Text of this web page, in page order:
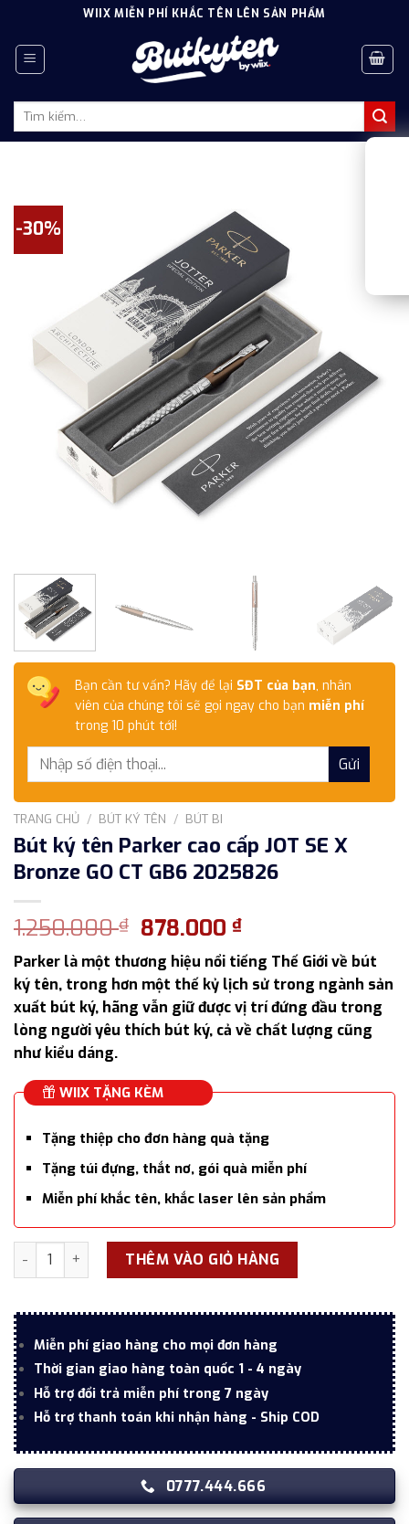
content
WIIX MIỄN PHÍ KHẮC TÊN LÊN SẢN PHẨM
Tìm
-30%
Bạn cần tư vấn? Hãy để lại SĐT của bạn, nhân
viên của chúng tôi sẽ gọi ngay cho bạn miễn phí
trong 10 phút tới!
TRANG CHỦ / BÚT KÝ TÊN / BÚT BI
Bút ký tên Parker cao cấp JOT SE X
Bronze GO CT GB6 2025826
1.250.000₫ Giá
gốc
là:
1.250.000 ₫.
878.000₫Giá
hiện
tại
là:
878.000 ₫.
Parker là một thương hiệu nổi tiếng Thế Giới về bút
ký tên, trong hơn một thế kỷ lịch sử trong ngành sản
xuất bút ký, hãng vẫn giữ được vị trí đứng đầu trong
lòng người yêu thích bút ký, cả về chất lượng cũng
như kiểu dáng.
WIIX TẶNG KÈM
Tặng thiệp cho đơn hàng quà tặng
Tặng túi đựng, thắt nơ, gói quà miễn phí
Miễn phí khắc tên, khắc laser lên sản phẩm
Bút ký tên Parker cao cấp JOT SE X Bronze GO CT GB6
THÊM VÀO GIỎ HÀNG
Miễn phí giao hàng cho mọi đơn hàng
Thời gian giao hàng toàn quốc 1 - 4 ngày
Hỗ trợ đổi trả miễn phí trong 7 ngày
Hỗ trợ thanh toán khi nhận hàng - Ship COD
0777.444.666